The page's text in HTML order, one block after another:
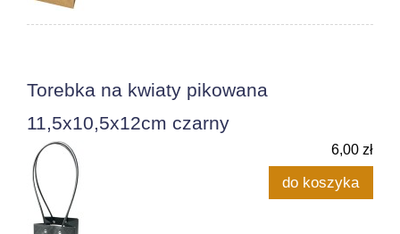
Torebka na kwiaty pikowana
11,5x10,5x12cm czarny
6,00 zł
do koszyka